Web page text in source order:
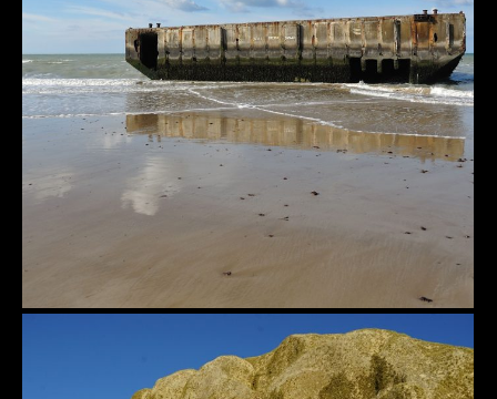
Landung in der Normandie